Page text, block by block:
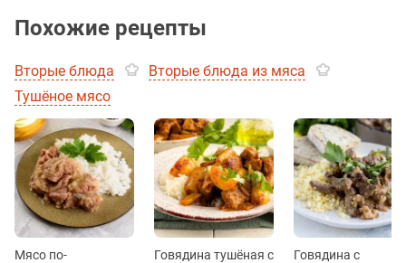
Похожие рецепты
Вторые блюда
Вторые блюда из мяса
Тушёное мясо
Мясо по-
Говядина тушёная с
Говядина с